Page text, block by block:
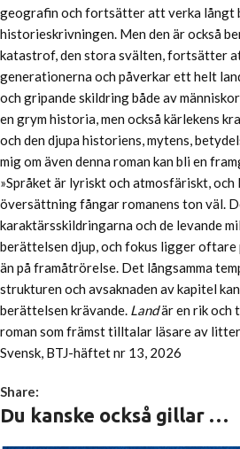
geografin och fortsätter att verka långt
historieskrivningen. Men den är också
katastrof, den stora svälten, fortsätter
generationerna och påverkar ett helt
och gripande skildring både av
en grym historia, men också kärlekens
och den djupa historiens, mytens,
mig om även denna roman kan bli en
»Språket är lyriskt och atmosfäriskt,
översättning fångar romanens ton väl.
karaktärsskildringarna och de levande
berättelsen djup, och fokus ligger oftare
än på framåtrörelse. Det långsamma
strukturen och avsaknaden av kapitel
berättelsen krävande. Landär en rik och
roman som främst tilltalar läsare av
Svensk, BTJ-häftet nr 13, 2026
Share:
Du kanske också gillar …